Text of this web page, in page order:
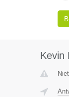
Kevin